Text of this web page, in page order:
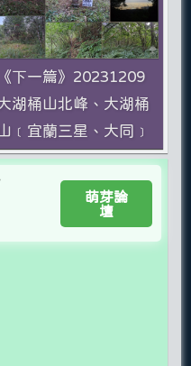
《下一篇》20231209
湖桶山北峰、大湖桶
﹝宜蘭三星、大同﹞
萌芽論
壇